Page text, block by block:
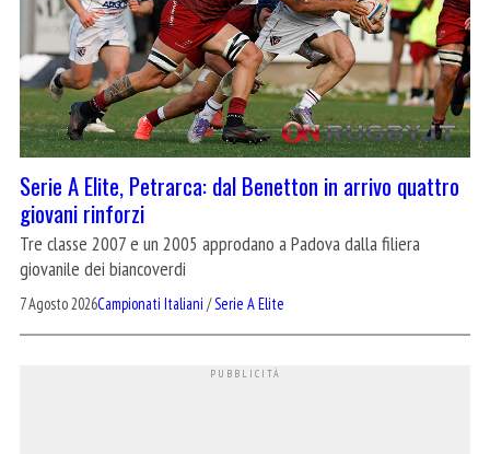
Serie A Elite, Petrarca: dal Benetton in arrivo quattro
giovani rinforzi
Tre classe 2007 e un 2005 approdano a Padova dalla filiera
giovanile dei biancoverdi
7 Agosto 2026Campionati Italiani /Serie A Elite